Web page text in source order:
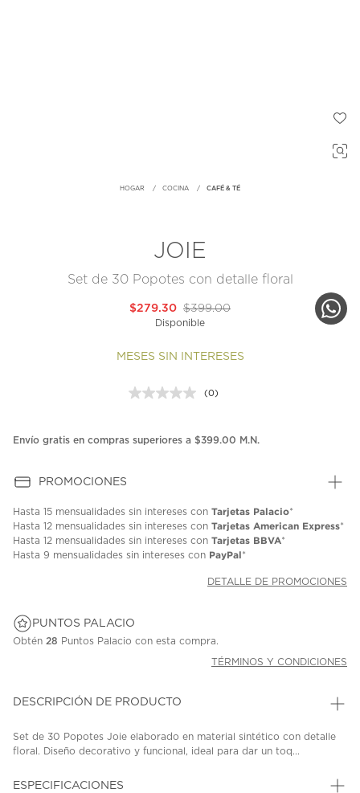
HOGAR COCINA CAFÉ & TÉ
JOIE
Set de 30 Popotes con detalle floral
$399.00
$279.30
Disponible
MESES SIN INTERESES
Sin
en
(0)
Envío gratis en compras superiores a $399.00 M.N.
PROMOCIONES
Hasta 15 mensualidades sin intereses con Tarjetas Palacio*
Hasta 12 mensualidades sin intereses con Tarjetas American Express*
Hasta 12 mensualidades sin intereses con Tarjetas BBVA*
Hasta 9 mensualidades sin intereses con PayPal*
DETALLE DE PROMOCIONES
PUNTOS PALACIO
Obtén 28 Puntos Palacio con esta compra.
TÉRMINOS Y CONDICIONES
DESCRIPCIÓN DE PRODUCTO
Set de 30 Popotes Joie elaborado en material sintético con detalle
floral. Diseño decorativo y funcional, ideal para dar un toq...
ESPECIFICACIONES